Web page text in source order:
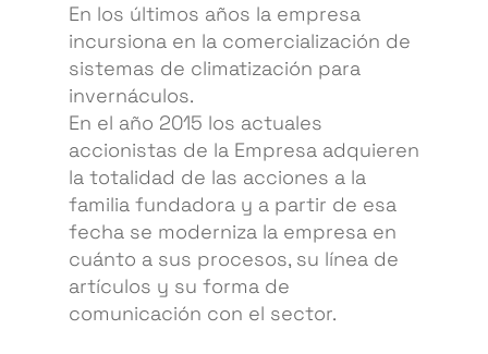
En los últimos años la empresa
incursiona en la comercialización de
sistemas de climatización para
invernáculos.
En el año 2015 los actuales
accionistas de la Empresa adquieren
la totalidad de las acciones a la
familia fundadora y a partir de esa
fecha se moderniza la empresa en
cuánto a sus procesos, su línea de
artículos y su forma de
comunicación con el sector.